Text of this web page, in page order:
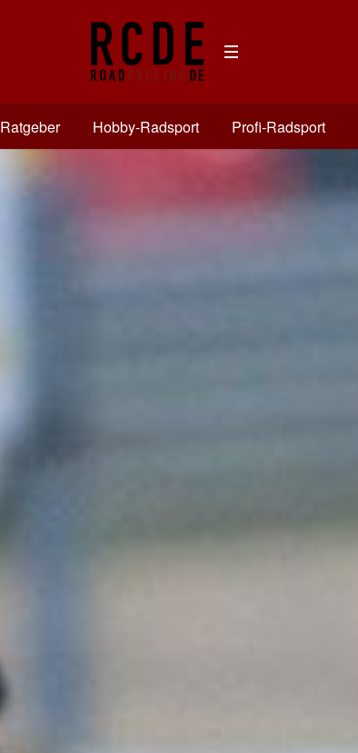
Ratgeber Hobby-Radsport Profi-Radsport